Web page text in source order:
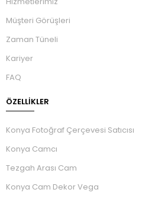
Müşteri Görüşleri
Zaman Tüneli
Kariyer
FAQ
ÖZELLIKLER
Konya Fotoğraf Çerçevesi Satıcısı
Konya Camcı
Tezgah Arası Cam
Konya Cam Dekor Vega